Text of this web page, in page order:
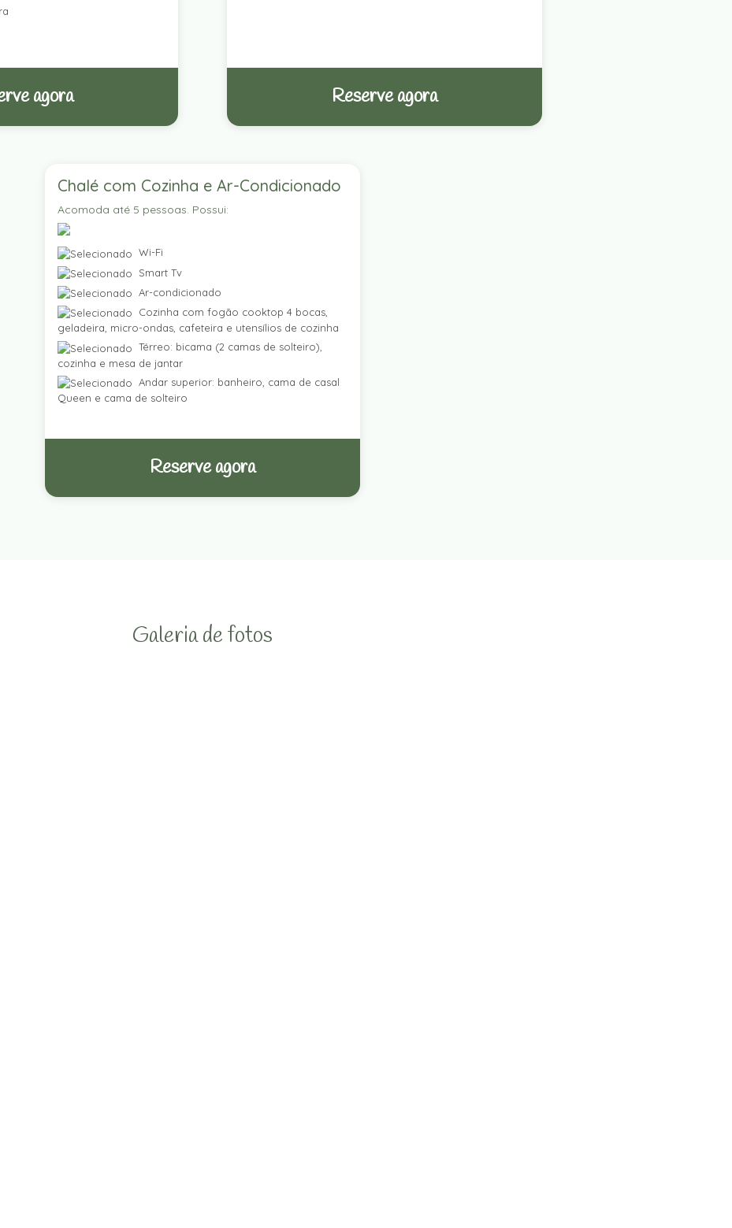
agora Reserve agora
Chalé com Cozinha e Ar-Condicionado
Acomoda até 5 pessoas. Possui:
Wi-Fi
Smart Tv
Ar-condicionado
Cozinha com fogão cooktop 4 bocas,
geladeira, micro-ondas, cafeteira e utensílios de cozinha
Térreo: bicama (2 camas de solteiro),
cozinha e mesa de jantar
Andar superior: banheiro, cama de casal
Queen e cama de solteiro
Reserve agora
Galeria de fotos